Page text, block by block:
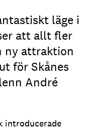
läge i
att allt fler
ny attraktion
för Skånes
André
introducerade